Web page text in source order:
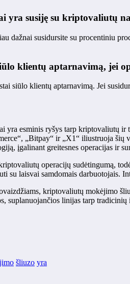
yra susiję su kriptovaliutų
dažnai susidursite su procentiniu
klientų aptarnavimą, jei
siūlo klientų aptarnavimą. Jei
yra esminis ryšys tarp kriptovaliutų
„Bitpay“ ir „X1“ iliustruoja
įgalinant greitesnes operacijas ir
operacijų sudėtingumą,
su laisvai samdomais darbuotojais.
kriptovaliutų mokėjimo
suplanuojančios linijas tarp
šliuzo yra